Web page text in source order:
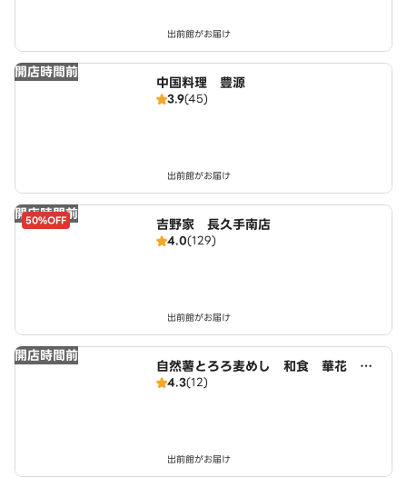
出前館がお届け
開店時間前
中国料理 豊源
3.9(45)
出前館がお届け
開店時間前
50%OFF 吉野家 長久手南店
4.0(129)
出前館がお届け
開店時間前
自然薯とろろ麦めし 和食 華花 長
久手本店
4.3(12)
出前館がお届け